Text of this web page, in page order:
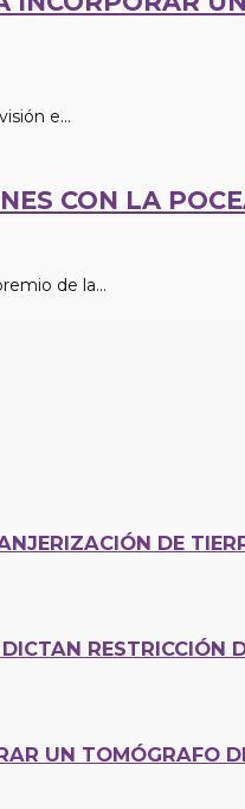
e...
CON LA
de la...
DE
RESTRICCIÓN
UN TOMÓGRAFO